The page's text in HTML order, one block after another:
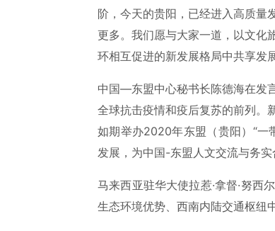
阶，今天的贵阳，已经进入高质量
更多。我们愿与大家一道，以文化
环相互促进的新发展格局中共享发
中国—东盟中心秘书长陈德海在发
全球抗击疫情和疫后复苏的前列。
如期举办2020年东盟（贵阳）“一
发展，为中国-东盟人文交流与务实
马来西亚驻华大使拉惹·拿督·努西
生态环境优势、西南内陆交通枢纽